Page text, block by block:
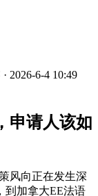
· 2026-6-4 10:49
申请人该如
风向正在发生深
到加拿大EE法语